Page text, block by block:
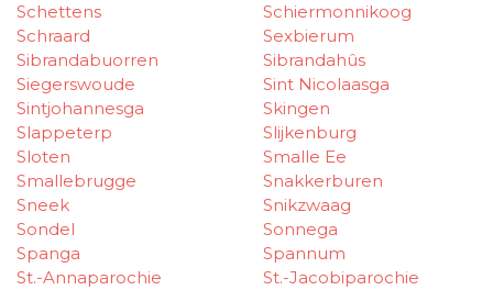
Schettens
Schiermonnikoog
Schraard
Sexbierum
Sibrandabuorren
Sibrandahûs
Siegerswoude
Sint Nicolaasga
Sintjohannesga
Skingen
Slappeterp
Slijkenburg
Sloten
Smalle Ee
Smallebrugge
Snakkerburen
Sneek
Snikzwaag
Sondel
Sonnega
Spanga
Spannum
St.-Annaparochie
St.-Jacobiparochie